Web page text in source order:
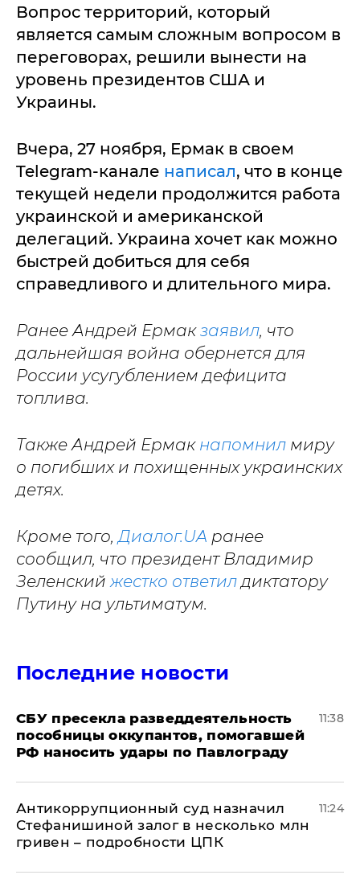
Вопрос территорий, который
является самым сложным вопросом в
переговорах, решили вынести на
уровень президентов США и
Украины.
Вчера, 27 ноября, Ермак в своем
Telegram-канале написал, что в конце
текущей недели продолжится работа
украинской и американской
делегаций. Украина хочет как можно
быстрей добиться для себя
справедливого и длительного мира.
Ранее Андрей Ермакзаявил, что
дальнейшая война обернется для
России усугублением дефицита
топлива.
Также Андрей Ермак напомнил миру
о погибших и похищенных украинских
детях.
Кроме того,Диалог.UA ранее
сообщил, что президент Владимир
Зеленскийжестко ответилдиктатору
Путину на ультиматум.
Последние новости
СБУ пресекла разведдеятельность
пособницы оккупантов, помогавшей
РФ наносить удары по Павлограду
11:38
Антикоррупционный суд назначил
Стефанишиной залог в несколько млн
гривен – подробности ЦПК
11:24